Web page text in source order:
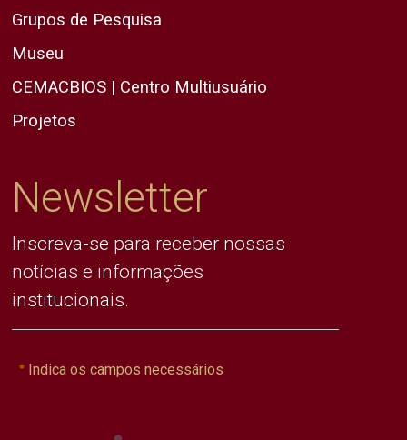
Grupos de Pesquisa
Museu
CEMACBIOS | Centro Multiusuário
Projetos
Newsletter
Inscreva-se para receber nossas
notícias e informações
institucionais.
Indica os campos necessários